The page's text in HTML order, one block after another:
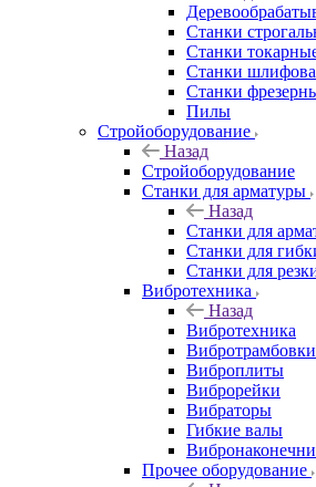
Станки
Станки
Станки
Станки
Пилы
Стройоборудование
Назад
Стройоборудование
Станки для арматуры
Назад
Станки для
Станки для
Станки для
Вибротехника
Назад
Вибротехника
Вибротрамбовки
Виброплиты
Виброрейки
Вибраторы
Гибкие валы
Прочее оборудование